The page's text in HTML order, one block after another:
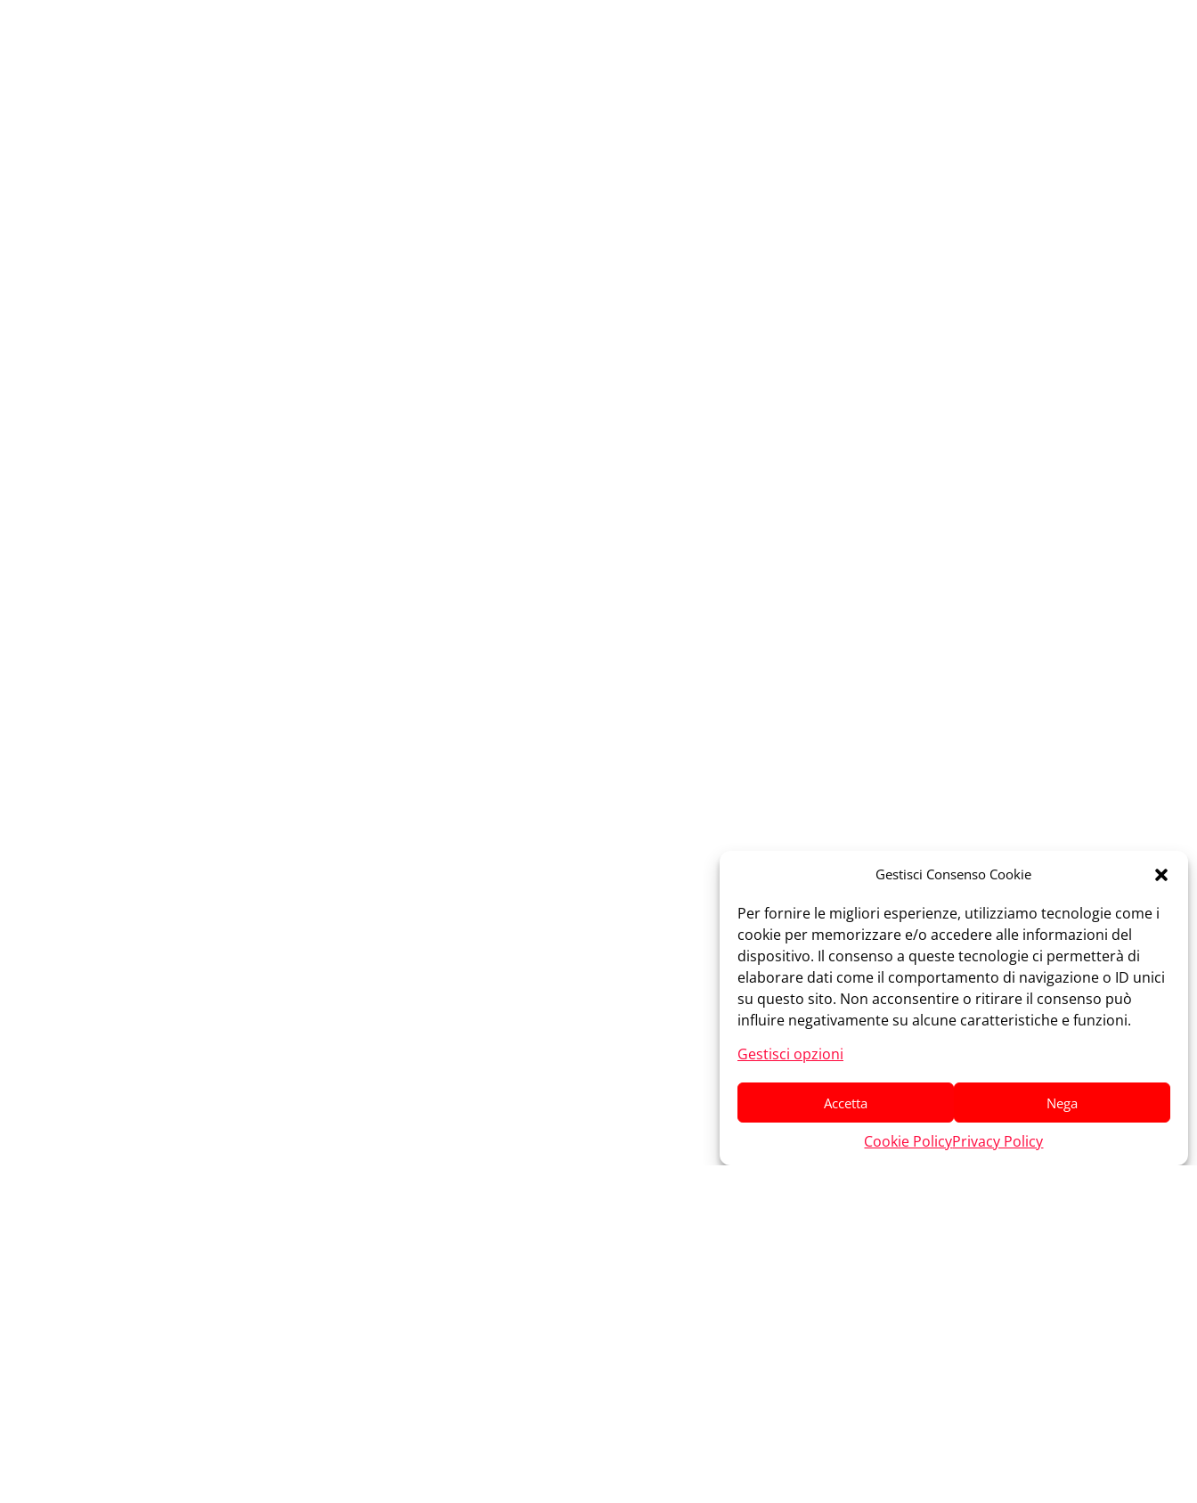
Gestisci Consenso Cookie
Per fornire le migliori esperienze, utilizziamo tecnologie come i
cookie per memorizzare e/o accedere alle informazioni del
dispositivo. Il consenso a queste tecnologie ci permetterà di
elaborare dati come il comportamento di navigazione o ID unici
su questo sito. Non acconsentire o ritirare il consenso può
influire negativamente su alcune caratteristiche e funzioni.
Gestisci opzioni
Accetta Nega
Cookie PolicyPrivacy Policy
18/35 anni? Diventa
IL #TipoGiusto